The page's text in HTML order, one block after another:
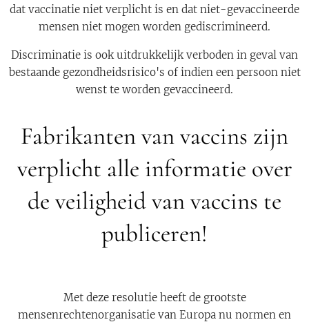
dat vaccinatie niet verplicht is en dat niet-gevaccineerde
mensen niet mogen worden gediscrimineerd.
Discriminatie is ook uitdrukkelijk verboden in geval van
bestaande gezondheidsrisico's of indien een persoon niet
wenst te worden gevaccineerd.
Fabrikanten van vaccins zijn
verplicht alle informatie over
de veiligheid van vaccins te
publiceren!
Met deze resolutie heeft de grootste
mensenrechtenorganisatie van Europa nu normen en